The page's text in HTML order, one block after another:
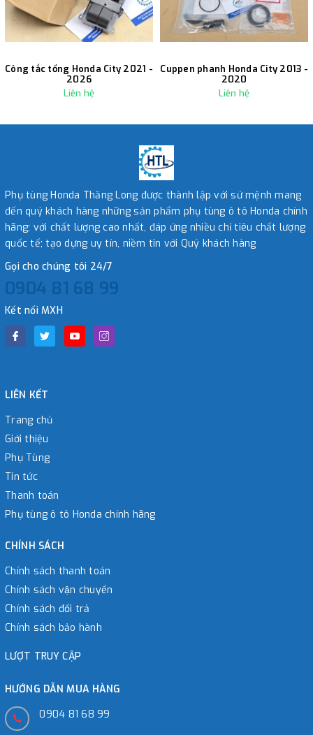
Công tắc tổng Honda City 2021 -
2026
Liên hệ
Cuppen phanh Honda City 2013 -
2020
Liên hệ
Phụ tùng Honda Thăng Long được thành lập với sứ mệnh mang
đến quý khách hàng những sản phẩm phụ tùng ô tô Honda chính
hãng; với chất lượng cao nhất, đáp ứng nhiều chỉ tiêu chất lượng
quốc tế; tạo dựng uy tín, niềm tin với Quý khách hàng
Gọi cho chúng tôi 24/7
0904 81 68 99
Kết nối MXH
LIÊN KẾT
Trang chủ
Giới thiệu
Phụ Tùng
Tin tức
Thanh toán
Phụ tùng ô tô Honda chính hãng
CHÍNH SÁCH
Chính sách thanh toán
Chính sách vận chuyển
Chính sách đổi trả
Chính sách bảo hành
LƯỢT TRUY CẬP
HƯỚNG DẪN MUA HÀNG
0904 81 68 99